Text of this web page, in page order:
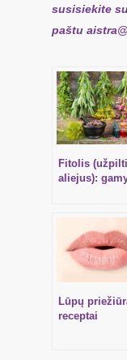
susisiekite
paštu
Fitolis
aliejus):
Lūpų
receptai